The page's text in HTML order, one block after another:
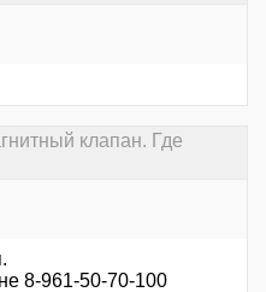
клапан. Где
8-961-50-70-100